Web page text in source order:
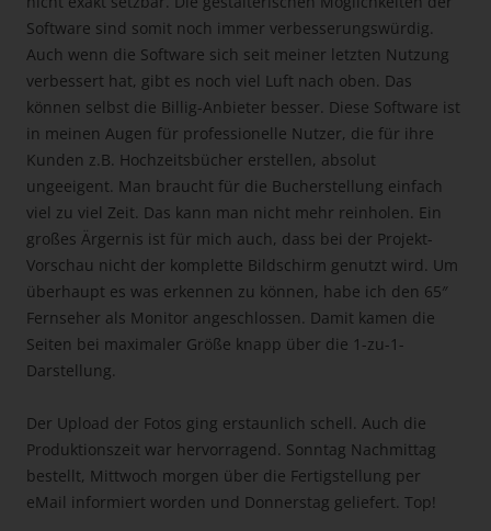
Software sind somit noch immer verbesserungswürdig.
Auch wenn die Software sich seit meiner letzten Nutzung
verbessert hat, gibt es noch viel Luft nach oben. Das
können selbst die Billig-Anbieter besser. Diese Software ist
in meinen Augen für professionelle Nutzer, die für ihre
Kunden z.B. Hochzeitsbücher erstellen, absolut
ungeeigent. Man braucht für die Bucherstellung einfach
viel zu viel Zeit. Das kann man nicht mehr reinholen. Ein
großes Ärgernis ist für mich auch, dass bei der Projekt-
Vorschau nicht der komplette Bildschirm genutzt wird. Um
überhaupt es was erkennen zu können, habe ich den 65″
Fernseher als Monitor angeschlossen. Damit kamen die
Seiten bei maximaler Größe knapp über die 1-zu-1-
Darstellung.
Der Upload der Fotos ging erstaunlich schell. Auch die
Produktionszeit war hervorragend. Sonntag Nachmittag
bestellt, Mittwoch morgen über die Fertigstellung per
eMail informiert worden und Donnerstag geliefert. Top!